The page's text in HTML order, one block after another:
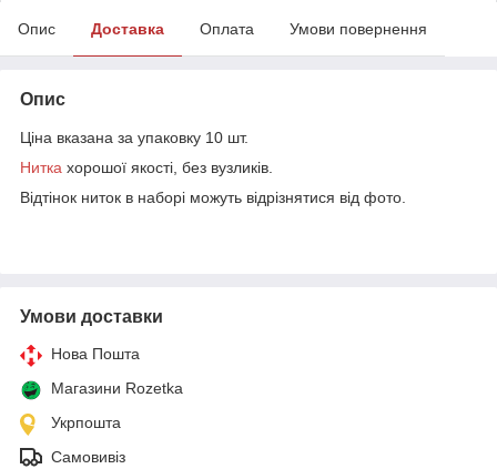
Опис Доставка Оплата Умови повернення
Опис
Ціна вказана за упаковку 10 шт.
Нитка хорошої якості, без вузликів.
Відтінок ниток в наборі можуть відрізнятися від фото.
Умови доставки
Нова Пошта
Магазини Rozetka
Укрпошта
Самовивіз